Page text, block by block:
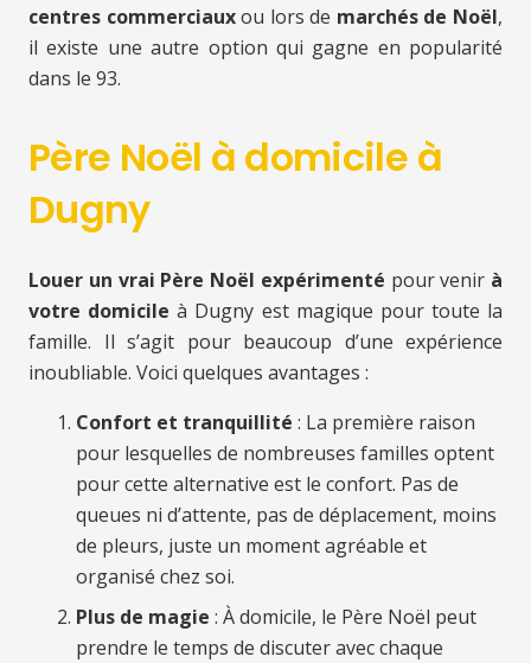
centres commerciauxou lors de marchés de Noël,
il existe une autre option qui gagne en popularité
dans le 93.
Père Noël à domicile à
Dugny
Louer un vrai Père Noël expérimenté pour venir à
votre domicile à Dugny est magique pour toute la
famille. Il s’agit pour beaucoup d’une expérience
inoubliable. Voici quelques avantages :
Confort et tranquillité : La première raison
pour lesquelles de nombreuses familles optent
pour cette alternative est le confort. Pas de
queues ni d’attente, pas de déplacement, moins
de pleurs, juste un moment agréable et
organisé chez soi.
Plus de magie : À domicile, le Père Noël peut
prendre le temps de discuter avec chaque